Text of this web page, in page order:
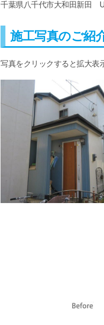
千葉県八千代市大和田新田 U
施工写真のご紹
写真をクリックすると拡大表